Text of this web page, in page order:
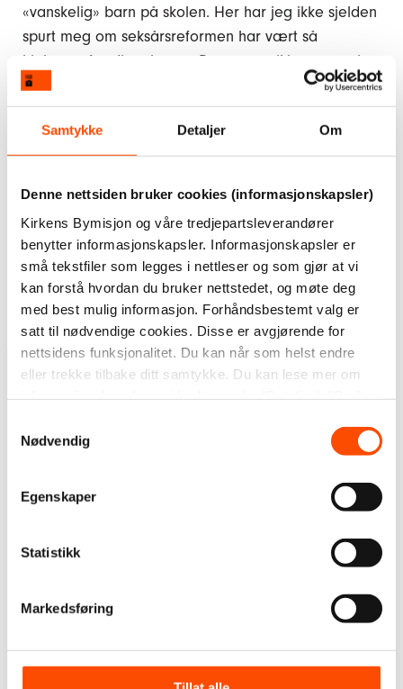
Samtykke Detaljer Om
Denne nettsiden bruker cookies (informasjonskapsler)
Kirkens Bymisjon og våre tredjepartsleverandører
benytter informasjonskapsler. Informasjonskapsler er
små tekstfiler som legges i nettleser og som gjør at vi
kan forstå hvordan du bruker nettstedet, og møte deg
med best mulig informasjon. Forhåndsbestemt valg er
satt til nødvendige cookies. Disse er avgjørende for
nettsidens funksjonalitet. Du kan når som helst endre
eller trekke tilbake ditt samtykke. Du kan lese mer om
Nødvendig
Egenskaper
Statistikk
Markedsføring
«vanskelig» barn på skolen. Her har jeg ikke sjelden
spurt meg om seksårsreformen har vært så
hjelpsom for disse barna. Barna som ikke passer inn
i rammen, kan bli stemplet som «vanskelige»,
«slemme» og «slitsomme». Foreldre er fortvilet, og
flere lærere jeg har snakket med kan kjenne at de
ikke strekker til. Skolen blir ikke en mestringsarena,
– Hvis det er steder der vi voksne føler oss dumme
og misforstått, ville vi kanskje prøvd å unngå de
stedene vi også? Vi hører også flere barn fortelle at
nedstengning av skolene har gjort det vanskelig for
dem å komme tilbake.